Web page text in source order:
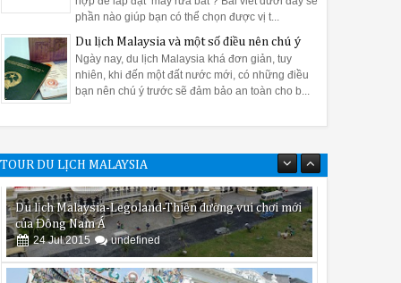
tránh nơi ẩm ướt, gần nguồn sinh nhiệt.
trước khi lắp đặt.
sẽ trả lời câu hỏi giúp bạn thông qua bài viết dưới đây.
phần nào giúp bạn có thể chọn được vị t...
Du lịch Malaysia và một số điều nên chú ý
Ngày nay, du lịch Malaysia khá đơn giản, tuy
nhiên, khi đến một đất nước mới, có những điều
bạn nên chú ý trước sẽ đảm bảo an toàn cho b...
TOUR DU LỊCH MALAYSIA